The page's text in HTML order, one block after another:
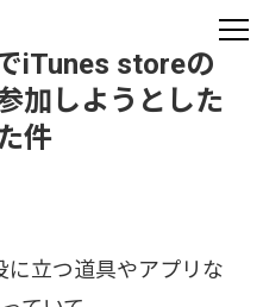
iTunes storeの
加しようとした
件
に立つ道具やアプリな